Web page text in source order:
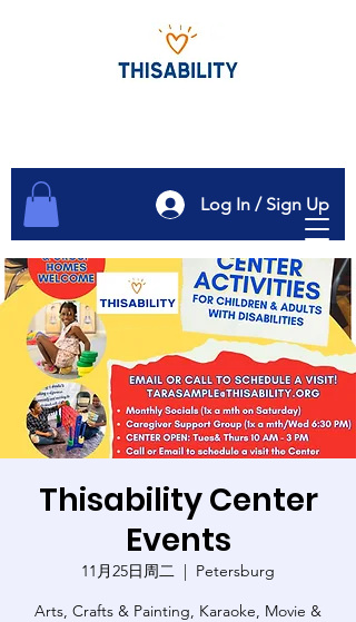
Log In / Sign Up
Thisability Center
Events
11月25日周二
  |
Petersburg
Arts, Crafts & Painting, Karaoke, Movie &